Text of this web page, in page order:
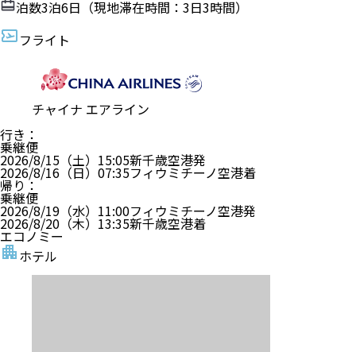
泊数3泊6日（現地滞在時間： 3日3時間）
フライト
チャイナ エアライン
行き ：
乗継便
2026/8/15（土） 15:05新千歳空港発
2026/8/16（日） 07:35フィウミチーノ空港着
帰り ：
乗継便
2026/8/19（水） 11:00フィウミチーノ空港発
2026/8/20（木） 13:35新千歳空港着
エコノミー
ホテル